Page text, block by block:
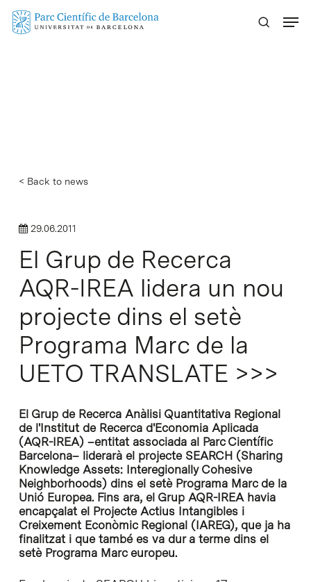
Skip
< Back to news
29.06.2011
El Grup de Recerca
AQR-IREA lidera un nou
projecte dins el setè
Programa Marc de la
UETO TRANSLATE >>>
El Grup de Recerca Anàlisi Quantitativa Regional
de l'Institut de Recerca d'Economia Aplicada
(AQR-IREA) –entitat associada al Parc Científic
Barcelona– liderarà el projecte SEARCH (Sharing
Knowledge Assets: Interegionally Cohesive
Neighborhoods) dins el setè Programa Marc de la
Unió Europea. Fins ara, el Grup AQR-IREA havia
encapçalat el Projecte Actius Intangibles i
Creixement Econòmic Regional (IAREG), que ja ha
finalitzat i que també es va dur a terme dins el
setè Programa Marc europeu.